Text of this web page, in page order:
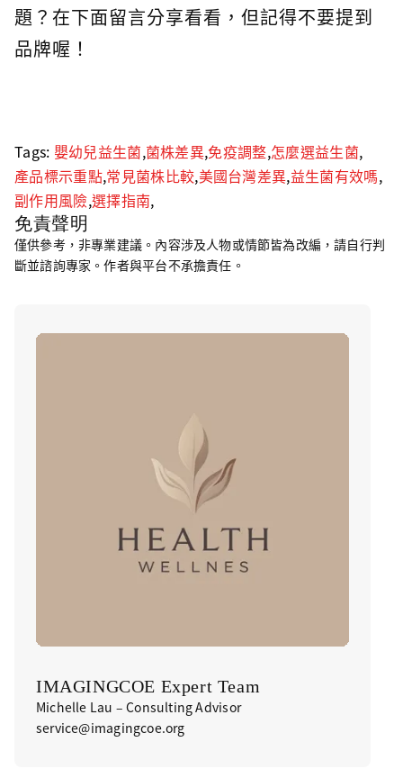
題？在下面留言分享看看，但記得不要提到
品牌喔！
Tags: 嬰幼兒益生菌,菌株差異,免疫調整,怎麼選益生菌,
產品標示重點,常見菌株比較,美國台灣差異,益生菌有效嗎,
副作用風險,選擇指南,
免責聲明
僅供參考，非專業建議。內容涉及人物或情節皆為改編，請自行判
斷並諮詢專家。作者與平台不承擔責任。
IMAGINGCOE Expert Team
Michelle Lau – Consulting Advisor
service@imagingcoe.org